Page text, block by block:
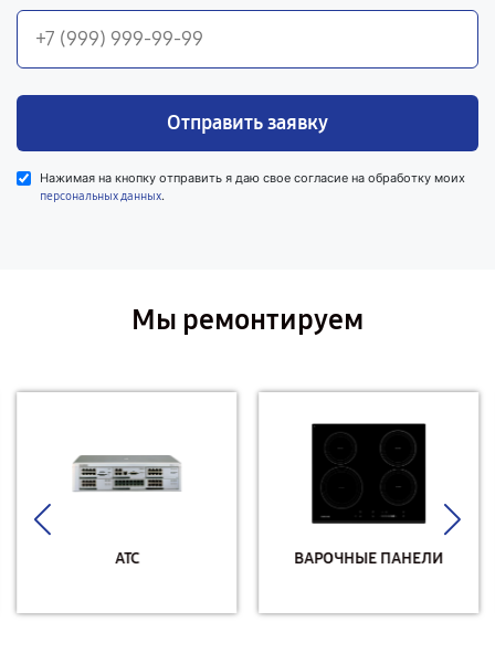
Отправить заявку
Нажимая на кнопку отправить я даю свое согласие на обработку моих
персональных данных.
Мы ремонтируем
АТС ВАРОЧНЫЕ ПАНЕЛИ